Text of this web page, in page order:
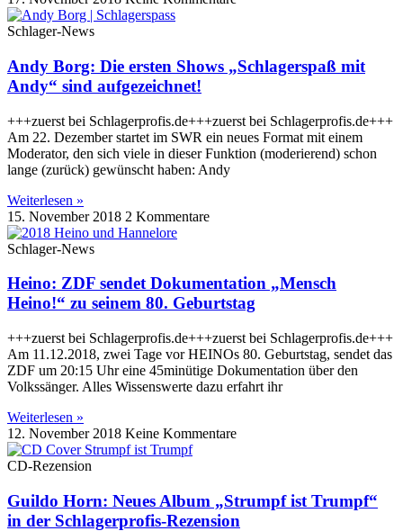
Schlager-News
Andy Borg: Die ersten Shows „Schlagerspaß mit
Andy“ sind aufgezeichnet!
+++zuerst bei Schlagerprofis.de+++zuerst bei Schlagerprofis.de+++
Am 22. Dezember startet im SWR ein neues Format mit einem
Moderator, den sich viele in dieser Funktion (moderierend) schon
lange (zurück) gewünscht haben: Andy
Weiterlesen »
15. November 2018 2 Kommentare
Schlager-News
Heino: ZDF sendet Dokumentation „Mensch
Heino!“ zu seinem 80. Geburtstag
+++zuerst bei Schlagerprofis.de+++zuerst bei Schlagerprofis.de+++
Am 11.12.2018, zwei Tage vor HEINOs 80. Geburtstag, sendet das
ZDF um 20:15 Uhr eine 45minütige Dokumentation über den
Volkssänger. Alles Wissenswerte dazu erfahrt ihr
Weiterlesen »
12. November 2018 Keine Kommentare
CD-Rezension
Guildo Horn: Neues Album „Strumpf ist Trumpf“
in der Schlagerprofis-Rezension